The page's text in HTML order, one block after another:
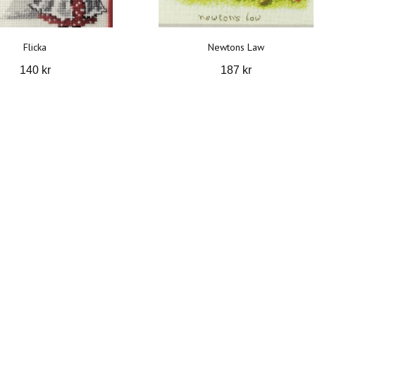
Flicka
140 kr
Newtons Law
187 kr